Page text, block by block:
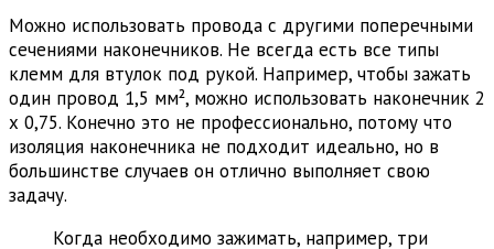
Можно использовать провода с другими поперечными
сечениями наконечников. Не всегда есть все типы
клемм для втулок под рукой. Например, чтобы зажать
один провод 1,5 мм², можно использовать наконечник 2
х 0,75. Конечно это не профессионально, потому что
изоляция наконечника не подходит идеально, но в
большинстве случаев он отлично выполняет свою
задачу.
Когда необходимо зажимать, например, три